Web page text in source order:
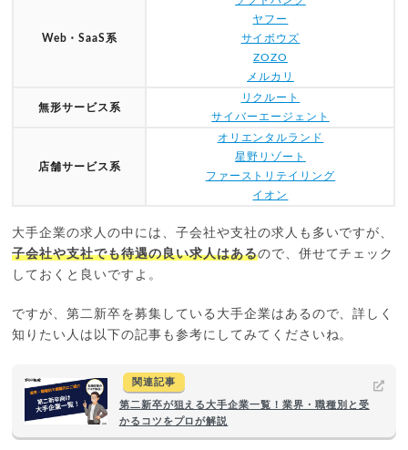
Web・SaaS系
ヤフー
サイボウズ
ZOZO
メルカリ
無形サービス系
リクルート
サイバーエージェント
店舗サービス系
オリエンタルランド
星野リゾート
ファーストリテイリング
イオン
大手企業の求人の中には、子会社や支社の求人も多いですが、
子会社や支社でも待遇の良い求人はあるので、併せてチェック
しておくと良いですよ。
ですが、第二新卒を募集している大手企業はあるので、詳しく
知りたい人は以下の記事も参考にしてみてくださいね。
関連記事
第二新卒が狙える大手企業一覧！業界・職種別と受
かるコツをプロが解説